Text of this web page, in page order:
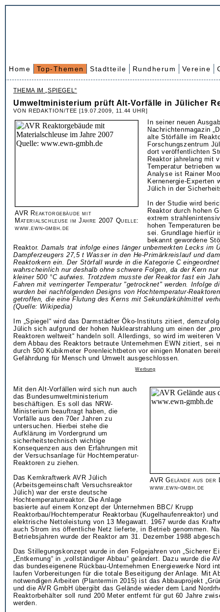
Home Top-Themen Stadtteile Rundherum Vereine
THEMA IM „SPIEGEL“
Umweltministerium prüft Alt-Vorfälle in Jülicher
VON REDAKTION/TEE [19.07.2009, 11.44 UHR]
AVR Reaktorgebäude mit
Materialschleuse im Jahre 2007 Quelle:
www.ewn-gmbh.de
In seiner neuen
Nachrichtenmagazin
alte Störfälle im
Forschungszentrum
dort veröffentlichten
Reaktor jahrelang mit
Temperatur betrieben
Analyse ist Rainer
Kernenergie-Experten
Jülich in der
In der Studie wird
Reaktor durch hohen
extrem
hohen Temperaturen
sei. Grundlage hierfür
bekannt gewordene
Reaktor.Damals trat infolge eines länger unbemerkten Lecks im
Dampferzeugers 27,5 t Wasser in den He-Primärkreislauf und
Reaktorkern ein. Der Störfall wurde in die Kategorie C
wahrscheinlich nur deshalb ohne schwere Folgen, da der Kern nur
kleiner 500 °C aufwies. Trotzdem musste der Reaktor fast ein
Fahren mit verringerter Temperatur "getrocknet" werden. Infolge
wurden bei nachfolgenden Designs von Hochtemperatur-
getroffen, die eine Flutung des Kerns mit Sekundärkühlmittel
(Quelle: Wikipedia)
Im „Spiegel“ wird das Darmstädter Öko-Instituts zitiert,
Jülich sich aufgrund der hohen Nuklearstrahlung um einen der
Reaktoren weltweit“ handeln soll. Allerdings, so wird im weiteren
dem Abbau des Reaktors betraute Unternehmen EWN zitiert, sei
durch 500 Kubikmeter Porenleichtbeton vor einigen Monaten
Gefährdung für Mensch und Umwelt ausgeschlossen.
Werbung
AVR Gelände aus
www.ewn-gmbh.de
Mit den Alt-Vorfällen wird sich nun auch
das Bundesumweltministerium
beschäftigen. Es soll das NRW-
Ministerium beauftragt haben, die
Vorfälle aus den 70er Jahren zu
untersuchen. Hierbei stehe die
Aufklärung im Vordergrund um
sicherheitstechnisch wichtige
Konsequenzen aus den Erfahrungen mit
der Versuchsanlage für Hochtemperatur-
Reaktoren zu ziehen.
Das Kernkraftwerk AVR Jülich
(Arbeitsgemeinschaft Versuchsreaktor
Jülich) war der erste deutsche
Hochtemperaturreaktor. Die Anlage
basierte auf einem Konzept der Unternehmen BBC/ Krupp
Reaktorbau/Hochtemperatur Reaktorbau (Kugelhaufenreaktor)
elektrische Nettoleistung von 13 Megawatt. 1967 wurde das
auch Strom ins öffentliche Netz lieferte, in Betrieb genommen.
Betriebsjahren wurde der Reaktor am 31. Dezember 1988
Das Stillegungskonzept wurde in den Folgejahren von „Sicherer
„Entkernung“ in „vollständiger Abbau“ geändert. Dazu wurde die
das bundeseigenene Rückbau-Unternehmen Energiewerke Nord
laufen Vorbereitungen für die totale Beseitigung der Anlage. Mit
notwendigen Arbeiten (Plantermin 2015) ist das Abbauprojekt
und die AVR GmbH übergibt das Gelände wieder dem Land
Reaktorbehälter soll rund 200 Meter entfernt für gut 60 Jahre
werden.